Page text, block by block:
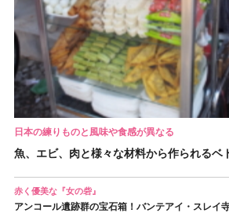
日本の練りものと風味や食感が異なる
魚、エビ、肉と様々な材料から作られるベ
赤く優美な『女の砦』
アンコール遺跡群の宝石箱！バンテアイ・スレイ